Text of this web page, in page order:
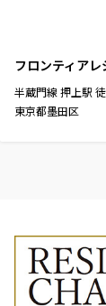
フロンティア
半蔵門線 押上駅
東京都墨田区